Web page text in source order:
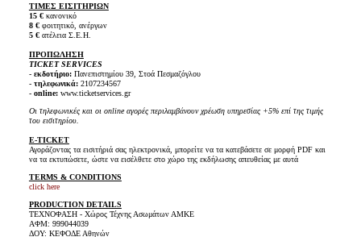
ΤΙΜΕΣ ΕΙΣΙΤΗΡΙΩΝ
15 €κανονικό
8 €φοιτητικό, ανέργων
5 €ατέλεια Σ.Ε.Η.
ΠΡΟΠΩΛΗΣΗ
TICKET SERVICES
- εκδοτήριο:Πανεπιστημίου 39, Στοά Πεσμαζόγλου
- τηλεφωνικά:2107234567
- online:www.ticketservices.gr
Οι τηλεφωνικές και οι online αγορές περιλαμβάνουν χρέωση υπηρεσίας +5% επί της τιμής
του εισιτηρίου.
E-TICKET
Αγοράζοντας τα εισιτήριά σας ηλεκτρονικά, μπορείτε να τα κατεβάσετε σε μορφή PDF και
να τα εκτυπώσετε, ώστε να εισέλθετε στο χώρο της εκδήλωσης απευθείας με αυτά
TERMS & CONDITIONS
click here
PRODUCTION DETAILS
ΤΕΧΝΟΦΑΣΗ - Χώρος Τέχνης Ασωμάτων ΑΜΚΕ
ΑΦΜ: 999044039
ΔΟΥ: ΚΕΦΟΔΕ Αθηνών